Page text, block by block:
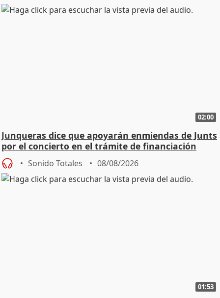
02:00
Junqueras dice que apoyarán enmiendas de Junts
por el concierto en el trámite de financiación
Sonido Totales 08/08/2026
01:53